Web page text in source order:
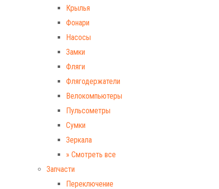
Крылья
Фонари
Насосы
Замки
Фляги
Флягодержатели
Велокомпьютеры
Пульсометры
Сумки
Зеркала
» Смотреть все
Запчасти
Переключение